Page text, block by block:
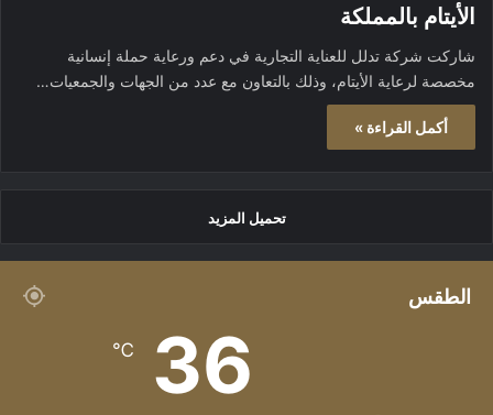
الأيتام بالمملكة
شاركت شركة تدلل للعناية التجارية في دعم ورعاية حملة إنسانية
مخصصة لرعاية الأيتام، وذلك بالتعاون مع عدد من الجهات والجمعيات…
أكمل القراءة »
تحميل المزيد
الطقس
36
℃